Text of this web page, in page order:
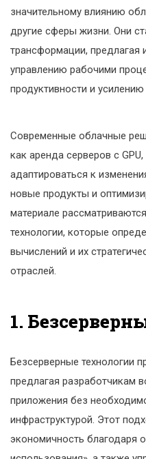
значительному влиянию
другие сферы жизни. Они
трансформации,
управлению рабочими
продуктивности и
Современные облачные
как аренда серверов с
адаптироваться к
новые продукты и
материале
технологии, которые
вычислений и их
отраслей.
1.
Безсерверные технологии
предлагая разработчикам
приложения без
инфраструктурой. Этот
экономичность благодаря